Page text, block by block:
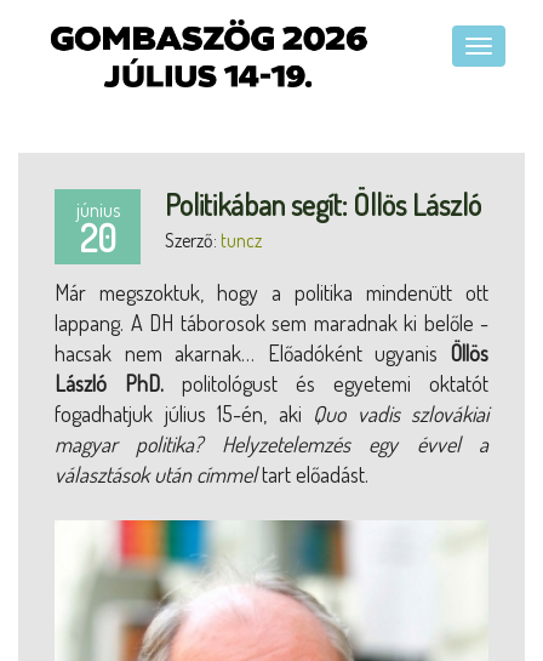
június
20
Politikában segít: Öllös László
Szerző: tuncz
Már megszoktuk, hogy a politika mindenütt ott
lappang. A DH táborosok sem maradnak ki belőle -
hacsak nem akarnak… Előadóként ugyanis Öllös
László PhD. politológust és egyetemi oktatót
fogadhatjuk július 15-én, aki Quo vadis szlovákiai
magyar politika? Helyzetelemzés egy évvel a
választások után címmeltart előadást.